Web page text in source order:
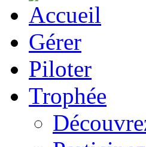
Gérer
Piloter
Trophée